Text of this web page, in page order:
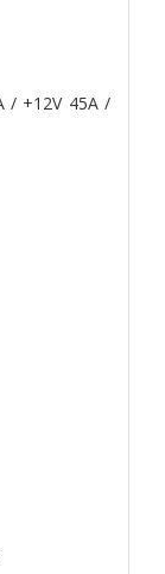
/ +12V 45A /